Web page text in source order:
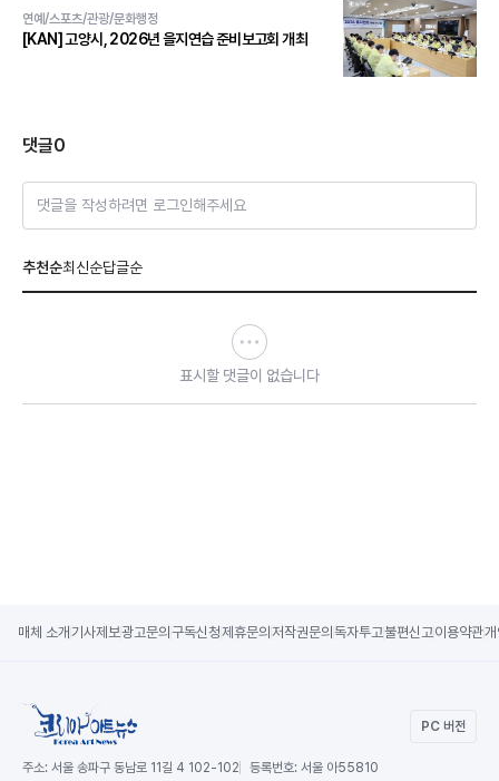
연예/스포츠/관광/문화행정
[KAN] 고양시, 2026년 을지연습 준비보고회 개최
댓글0
댓글을 작성하려면 로그인해주세요
추천순최신순답글순
표시할 댓글이 없습니다
매체 소개 기사제보광고문의 구독신청제휴문의 저작권문의 독자투고불편신고이용약관
PC 버전
주소: 서울 송파구 동남로 11길 4 102-102 등록번호: 서울 아55810